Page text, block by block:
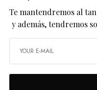
Te mantendremos al
y además, tendremos